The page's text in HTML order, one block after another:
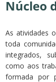
Núcleo
As atividades
toda
integrados,
como aos
formada por